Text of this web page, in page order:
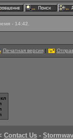
- 14:42.
Печатная версия|
Contact Us -